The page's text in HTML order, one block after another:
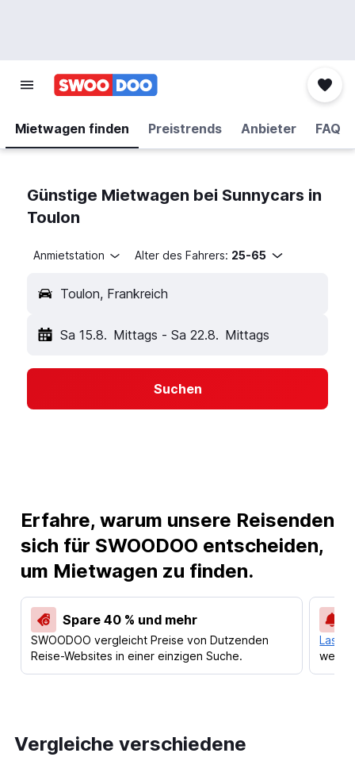
Mietwagen finden Preistrends Anbieter FAQ
Günstige Mietwagen bei Sunnycars in
Toulon
Anmietstation Alter des Fahrers: 25-65
Toulon, Frankreich
Sa 15.8. Mittags - Sa 22.8. Mittags
Suchen
Erfahre, warum unsere Reisenden
sich für SWOODOO entscheiden,
um Mietwagen zu finden.
Spare 40 % und mehr
SWOODOO vergleicht Preise von Dutzenden
Reise-Websites in einer einzigen Suche.
Lass
Vergleiche verschiedene